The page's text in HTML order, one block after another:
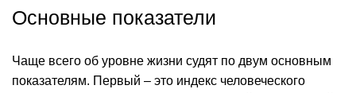
Основные показатели
Чаще всего об уровне жизни судят по двум основным
показателям. Первый – это индекс человеческого